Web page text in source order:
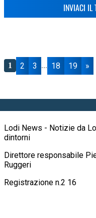
INVIACI IL
1 2 3 ... 18 19 »
Lodi News - Notizie da
dintorni
Direttore responsabile
Ruggeri
Registrazione n.2 16